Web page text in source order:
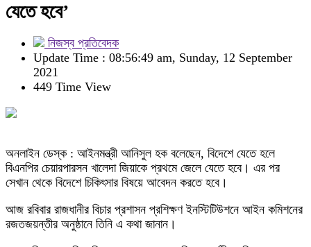
যেতে হবে’
নিজস্ব প্রতিবেদক
Update Time : 08:56:49 am, Sunday, 12 September
2021
449 Time View
অনলাইন ডেস্ক : আইনমন্ত্রী আনিসুল হক বলেছেন, বিদেশে যেতে হলে
বিএনপির চেয়ারপারসন খালেদা জিয়াকে প্রথমে জেলে যেতে হবে। এর পর
সেখান থেকে বিদেশে চিকিৎসার বিষয়ে আবেদন করতে হবে।
আজ রবিবার রাজধানীর বিচার প্রশাসন প্রশিক্ষণ ইনস্টিটিউশনে আইন কমিশনের
রজতজয়ন্তীর অনুষ্ঠানে তিনি এ কথা জানান।